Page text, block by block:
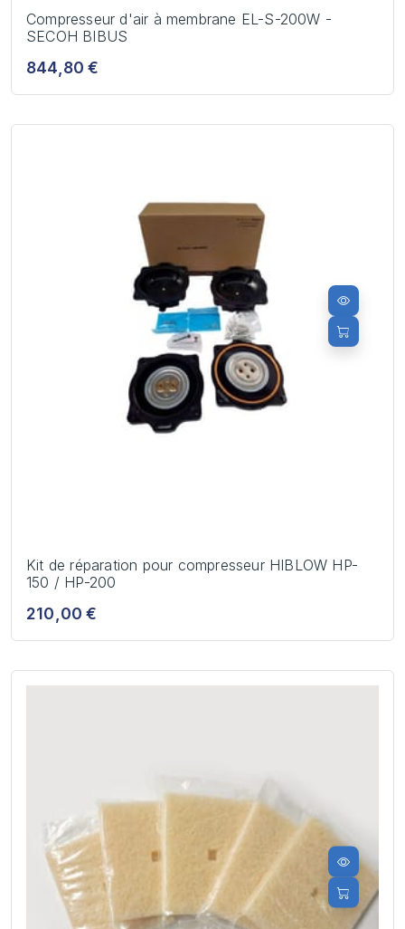
Compresseur d'air à membrane EL-S-200W -
SECOH BIBUS
844,80 €
Kit de réparation pour compresseur HIBLOW HP-
150 / HP-200
210,00 €